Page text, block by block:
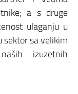
a s druge
ulaganju u
sektor sa velikim
izuzetnih